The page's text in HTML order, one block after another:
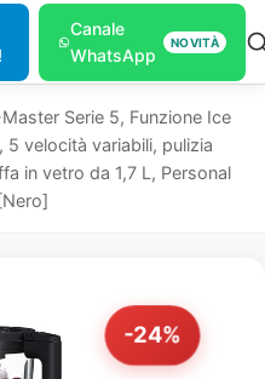
Canale
WhatsApp
NOVITÀ
Serie 5, Funzione Ice
5 velocità variabili, pulizia
in vetro da 1,7 L, Personal
-24%